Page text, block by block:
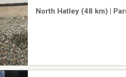
North Hatley (48 km) |